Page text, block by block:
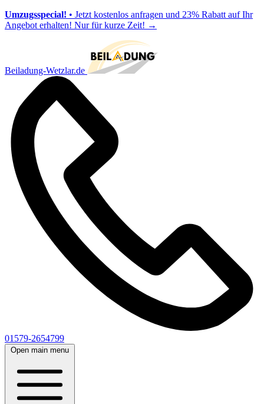
Umzugsspecial! • Jetzt kostenlos anfragen und 23% Rabatt auf Ihr
Angebot erhalten! Nur für kurze Zeit! →
Beiladung-Wetzlar.de
01579-2654799
Open main menu